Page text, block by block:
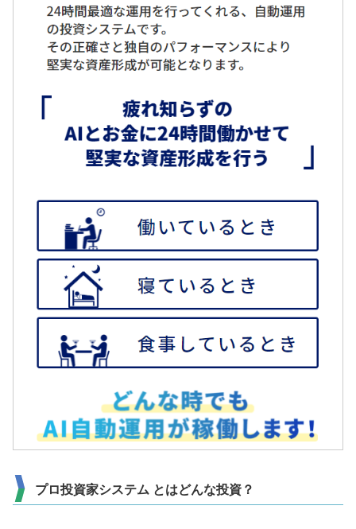
プロ投資家システム とはどんな投資？